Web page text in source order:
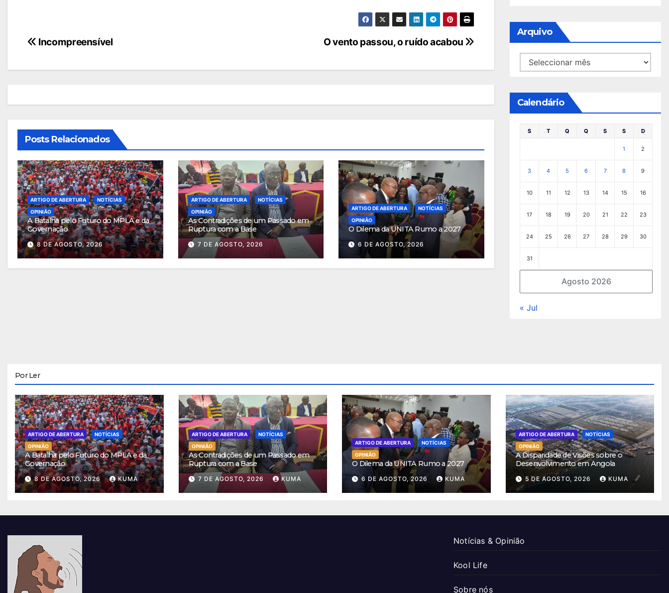
Navegação
O vento passou, o ruído acabou
Incompreensível
Posts Relacionados
ARTIGO DE ABERTURA
NOTÍCIAS
OPINIÃO
A Batalha pelo Futuro do MPLA e da
Governação
8 DE AGOSTO, 2026
ARTIGO DE ABERTURA
NOTÍCIAS
OPINIÃO
As Contradições de um Passado em
Ruptura com a Base
7 DE AGOSTO, 2026
ARTIGO DE ABERTURA
NOTÍCIAS
OPINIÃO
O Dilema da UNITA Rumo a 2027
6 DE AGOSTO, 2026
Arquivo
Arquivo
Calendário
Agosto 2026
S T Q Q S S D
1 2
3 4 5 6 7 8 9
10 11 12 13 14 15 16
17 18 19 20 21 22 23
24 25 26 27 28 29 30
31
« Jul
Por Ler
ARTIGO DE ABERTURA
NOTÍCIAS
OPINIÃO
A Batalha pelo Futuro do MPLA e da
Governação
8 DE AGOSTO, 2026 KUMA
ARTIGO DE ABERTURA
NOTÍCIAS
OPINIÃO
As Contradições de um Passado em
Ruptura com a Base
7 DE AGOSTO, 2026 KUMA
ARTIGO DE ABERTURA
NOTÍCIAS
OPINIÃO
O Dilema da UNITA Rumo a 2027
6 DE AGOSTO, 2026 KUMA
ARTIGO DE ABERTURA
NOTÍCIAS
OPINIÃO
A Disparidade de Visões sobre o
Desenvolvimento em Angola
5 DE AGOSTO, 2026 KUMA
Notícias & Opinião
Kool Life
Sobre nós